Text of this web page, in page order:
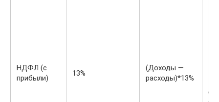
НДФЛ (с
прибыли)
13%
(Доходы —
расходы)*13%